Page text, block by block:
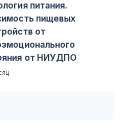
питания.
пищевых
от
от НИУДПО